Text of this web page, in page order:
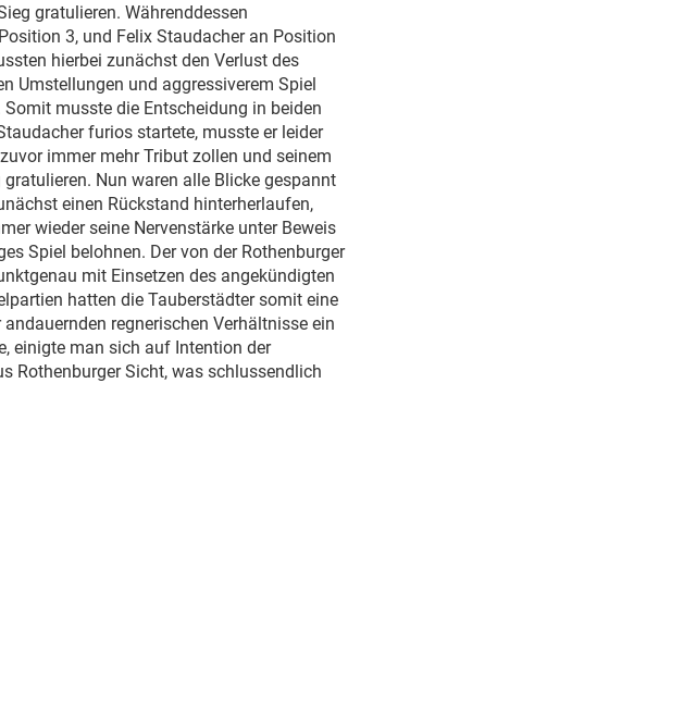
gratulieren. Währenddessen
3, und Felix Staudacher an Position
hierbei zunächst den Verlust des
Umstellungen und aggressiverem Spiel
musste die Entscheidung in beiden
furios startete, musste er leider
immer mehr Tribut zollen und seinem
Nun waren alle Blicke gespannt
einen Rückstand hinterherlaufen,
wieder seine Nervenstärke unter Beweis
Spiel belohnen. Der von der Rothenburger
mit Einsetzen des angekündigten
hatten die Tauberstädter somit eine
regnerischen Verhältnisse ein
einigte man sich auf Intention der
Rothenburger Sicht, was schlussendlich